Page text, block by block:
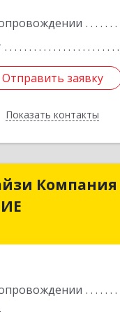
Отправить заявку
Показать контакты
Отправить заявку
Назад
Компания